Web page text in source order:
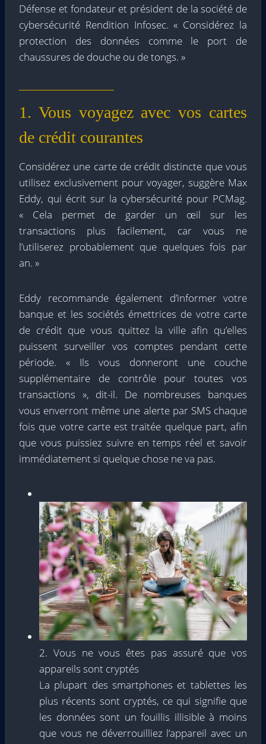
Défense et fondateur et président de la société de
cybersécurité Rendition Infosec. « Considérez la
protection des données comme le port de
chaussures de douche ou de tongs. »
1. Vous voyagez avec vos cartes
de crédit courantes
Considérez une carte de crédit distincte que vous
utilisez exclusivement pour voyager, suggère Max
Eddy, qui écrit sur la cybersécurité pour PCMag.
« Cela permet de garder un œil sur les
transactions plus facilement, car vous ne
l’utiliserez probablement que quelques fois par
an. »
Eddy recommande également d’informer votre
banque et les sociétés émettrices de votre carte
de crédit que vous quittez la ville afin qu’elles
puissent surveiller vos comptes pendant cette
période. « Ils vous donneront une couche
supplémentaire de contrôle pour toutes vos
transactions », dit-il. De nombreuses banques
vous enverront même une alerte par SMS chaque
fois que votre carte est traitée quelque part, afin
que vous puissiez suivre en temps réel et savoir
immédiatement si quelque chose ne va pas.
2. Vous ne vous êtes pas assuré que vos
appareils sont cryptés
La plupart des smartphones et tablettes les
plus récents sont cryptés, ce qui signifie que
les données sont un fouillis illisible à moins
que vous ne déverrouilliez l’appareil avec un